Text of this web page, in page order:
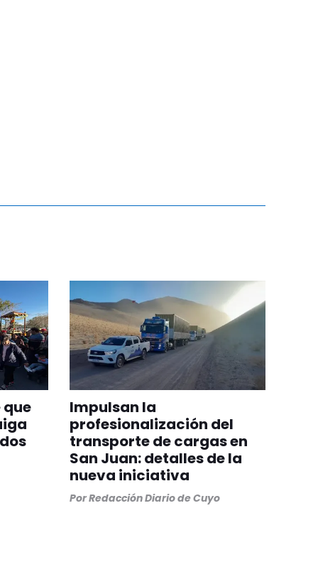
que
Impulsan la
profesionalización del
transporte de cargas en
San Juan: detalles de la
nueva iniciativa
PorRedacción Diario de Cuyo